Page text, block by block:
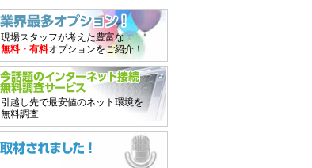
現場スタッフが考えた豊富な
無料・有料オプションをご紹介！
引越し先で最安値のネット環境を
無料調査